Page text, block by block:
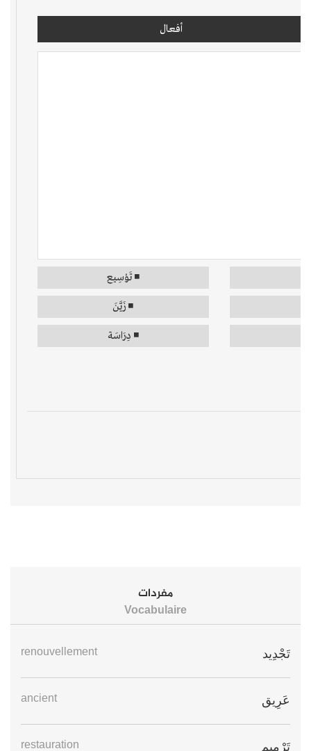
مفردات
Vocabulaire
تَجْدِيد renouvellement
عَرِيق ancient
تَرْمِيم restauration